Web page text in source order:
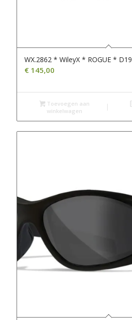
WX.2862 * WileyX * ROGUE * D19
€145,00
Toevoegen aan
winkelwagen